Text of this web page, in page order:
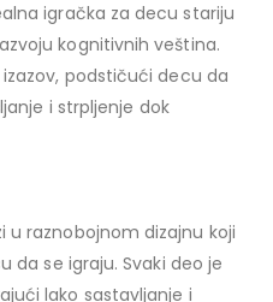
igračka za decu stariju
kognitivnih veština.
podstičući decu da
i strpljenje dok
u raznobojnom dizajnu koji
da se igraju. Svaki deo je
lako sastavljanje i